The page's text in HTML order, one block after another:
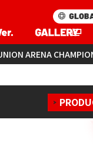
27」！